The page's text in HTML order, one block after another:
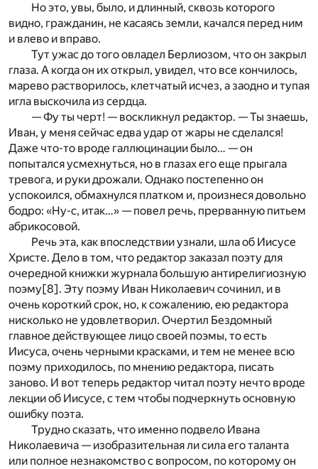
Но это, увы, было, и длинный, сквозь которого
видно, гражданин, не касаясь земли, качался перед ним
и влево и вправо.
Тут ужас до того овладел Берлиозом, что он закрыл
глаза. А когда он их открыл, увидел, что все кончилось,
марево растворилось, клетчатый исчез, а заодно и тупая
игла выскочила из сердца.
— Фу ты черт! — воскликнул редактор. — Ты знаешь,
Иван, у меня сейчас едва удар от жары не сделался!
Даже что-то вроде галлюцинации было… — он
попытался усмехнуться, но в глазах его еще прыгала
тревога, и руки дрожали. Однако постепенно он
успокоился, обмахнулся платком и, произнеся довольно
бодро: «Ну-с, итак…» — повел речь, прерванную питьем
абрикосовой.
Речь эта, как впоследствии узнали, шла об Иисусе
Христе. Дело в том, что редактор заказал поэту для
очередной книжки журнала большую антирелигиозную
поэму[8]. Эту поэму Иван Николаевич сочинил, и в
очень короткий срок, но, к сожалению, ею редактора
нисколько не удовлетворил. Очертил Бездомный
главное действующее лицо своей поэмы, то есть
Иисуса, очень черными красками, и тем не менее всю
поэму приходилось, по мнению редактора, писать
заново. И вот теперь редактор читал поэту нечто вроде
лекции об Иисусе, с тем чтобы подчеркнуть основную
ошибку поэта.
Трудно сказать, что именно подвело Ивана
Николаевича — изобразительная ли сила его таланта
или полное незнакомство с вопросом, по которому он